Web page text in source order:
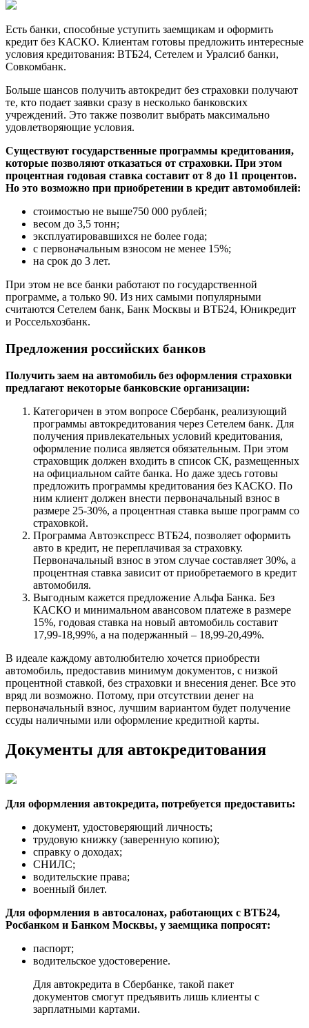
Есть банки, способные уступить заемщикам и оформить
кредит без КАСКО. Клиентам готовы предложить интересные
условия кредитования: ВТБ24, Сетелем и Уралсиб банки,
Совкомбанк.
Больше шансов получить автокредит без страховки получают
те, кто подает заявки сразу в несколько банковских
учреждений. Это также позволит выбрать максимально
удовлетворяющие условия.
Существуют государственные программы кредитования,
которые позволяют отказаться от страховки. При этом
процентная годовая ставка составит от 8 до 11 процентов.
Но это возможно при приобретении в кредит автомобилей:
стоимостью не выше750 000 рублей;
весом до 3,5 тонн;
эксплуатировавшихся не более года;
с первоначальным взносом не менее 15%;
на срок до 3 лет.
При этом не все банки работают по государственной
программе, а только 90. Из них самыми популярными
считаются Сетелем банк, Банк Москвы и ВТБ24, Юникредит
и Россельхозбанк.
Предложения российских банков
Получить заем на автомобиль без оформления страховки
предлагают некоторые банковские организации:
Категоричен в этом вопросе Сбербанк, реализующий
программы автокредитования через Сетелем банк. Для
получения привлекательных условий кредитования,
оформление полиса является обязательным. При этом
страховщик должен входить в список СК, размещенных
на официальном сайте банка. Но даже здесь готовы
предложить программы кредитования без КАСКО. По
ним клиент должен внести первоначальный взнос в
размере 25-30%, а процентная ставка выше программ со
страховкой.
Программа Автоэкспресс ВТБ24, позволяет оформить
авто в кредит, не переплачивая за страховку.
Первоначальный взнос в этом случае составляет 30%, а
процентная ставка зависит от приобретаемого в кредит
автомобиля.
Выгодным кажется предложение Альфа Банка. Без
КАСКО и минимальном авансовом платеже в размере
15%, годовая ставка на новый автомобиль составит
17,99-18,99%, а на подержанный – 18,99-20,49%.
В идеале каждому автолюбителю хочется приобрести
автомобиль, предоставив минимум документов, с низкой
процентной ставкой, без страховки и внесения денег. Все это
вряд ли возможно. Потому, при отсутствии денег на
первоначальный взнос, лучшим вариантом будет получение
ссуды наличными или оформление кредитной карты.
Документы для автокредитования
Для оформления автокредита, потребуется предоставить:
документ, удостоверяющий личность;
трудовую книжку (заверенную копию);
справку о доходах;
СНИЛС;
водительские права;
военный билет.
Для оформления в автосалонах, работающих с ВТБ24,
Росбанком и Банком Москвы, у заемщика попросят:
паспорт;
водительское удостоверение.
Для автокредита в Сбербанке, такой пакет
документов смогут предъявить лишь клиенты с
зарплатными картами.